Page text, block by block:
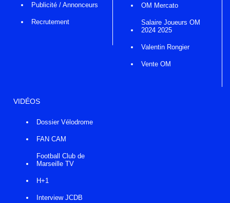
Publicité / Annonceurs
Recrutement
OM Mercato
Salaire Joueurs OM
2024 2025
Valentin Rongier
Vente OM
VIDÉOS
Dossier Vélodrome
FAN CAM
Football Club de
Marseille TV
H+1
Interview JCDB